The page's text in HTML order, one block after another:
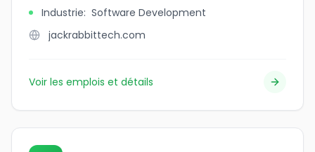
Industrie: Software Development
jackrabbittech.com
Voir les emplois et détails